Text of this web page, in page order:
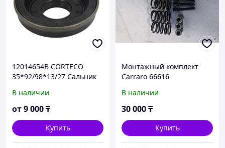
12014654B CORTECO
35*92/98*13/27 Сальник
CARRARO 134339
В наличии
от9 000₸
Купить
Монтажный комплект
Carraro 66616
В наличии
30 000₸
Купить